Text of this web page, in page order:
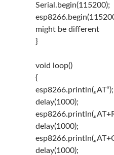
Serial.begin(115200);
might be different
}
void loop()
{
esp8266.println(„AT“);
delay(1000);
delay(1000);
delay(1000);